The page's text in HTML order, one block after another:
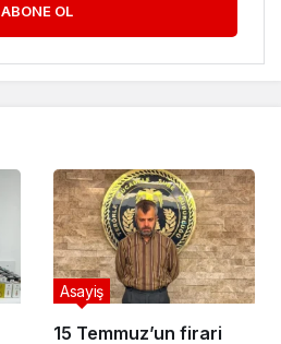
ABONE OL
15 Temmuz’un firari
Asayiş